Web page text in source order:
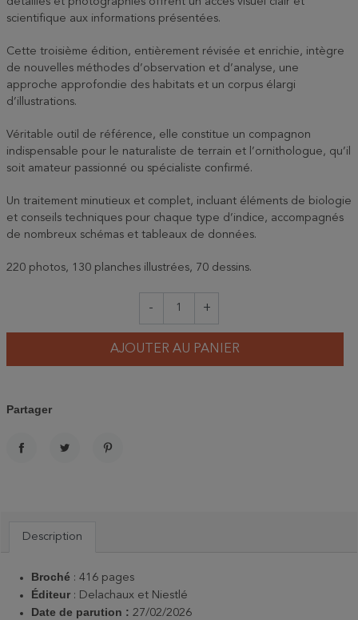
scientifique aux informations présentées.
Cette troisième édition, entièrement révisée et enrichie, intègre
de nouvelles méthodes d’observation et d’analyse, une
approche approfondie des habitats et un corpus élargi
d’illustrations.
Véritable outil de référence, elle constitue un compagnon
indispensable pour le naturaliste de terrain et l’ornithologue, qu’il
soit amateur passionné ou spécialiste confirmé.
Un traitement minutieux et complet, incluant éléments de biologie
et conseils techniques pour chaque type d’indice, accompagnés
de nombreux schémas et tableaux de données.
220 photos, 130 planches illustrées, 70 dessins.
- +
AJOUTER AU PANIER
Partager
Description
Broché ‏: ‎ 416 pages
: Delachaux et Niestlé
Date de parution : 27/02/2026